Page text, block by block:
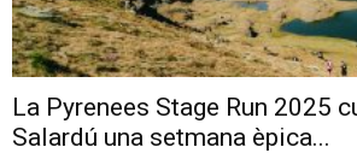
La Pyrenees Stage Run 2025
Salardú una setmana èpica...